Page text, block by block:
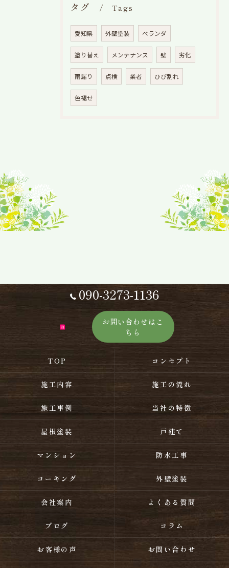
タグ Tags
愛知県 外壁塗装 ベランダ
塗り替え メンテナンス 壁 劣化
雨漏り 点検 業者 ひび割れ
色褪せ
090-3273-1136
お問い合わせはこ
ちら
TOP コンセプト
施工内容 施工の流れ
施工事例 当社の特徴
屋根塗装 戸建て
マンション 防水工事
コーキング 外壁塗装
会社案内 よくある質問
ブログ コラム
お客様の声 お問い合わせ